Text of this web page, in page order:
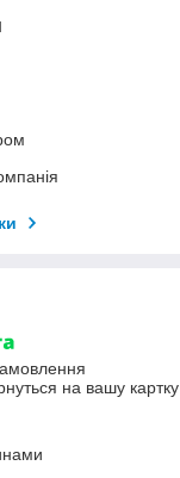
на вашу картку